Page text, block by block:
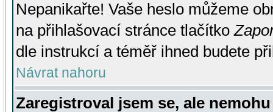
Nepanikařte! Vaše heslo můžeme
na přihlašovací stránce tlačítko
dle instrukcí a téměř ihned budete
Návrat nahoru
Zaregistroval jsem se, ale